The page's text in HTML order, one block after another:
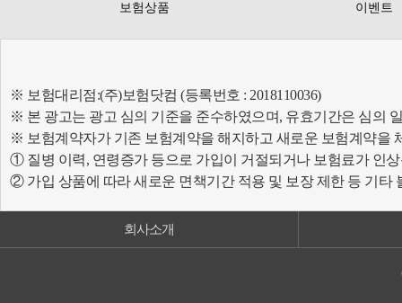
보험상품
이벤트
※ 보험대리점:(주)보험닷컴 (등록번호 : 2018110036)
※ 본 광고는 광고 심의 기준을 준수하였으며, 유효기간은 심의
※ 보험계약자가 기존 보험계약을 해지하고 새로운 보험계약을
① 질병 이력, 연령증가 등으로 가입이 거절되거나 보험료가 인
② 가입 상품에 따라 새로운 면책기간 적용 및 보장 제한 등 기타
회사소개